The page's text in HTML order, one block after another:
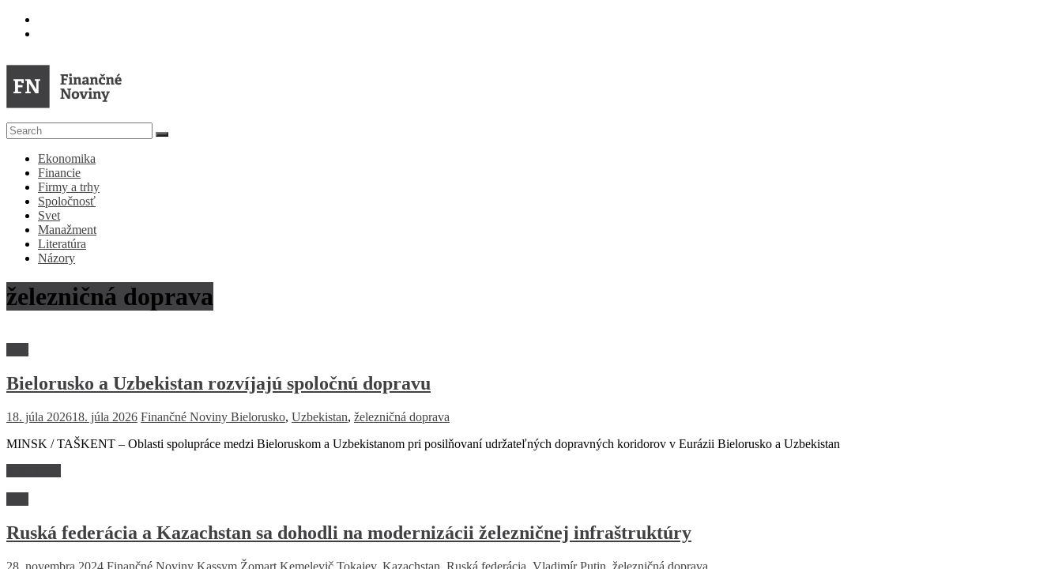
Skip
FN
Finančné
Noviny
Denník
ekonomike
spoločnosti
Ekonomika
Financie
Firmy a trhy
Spoločnosť
Svet
Manažment
Literatúra
Názory
železničná doprava
Bielorusko a Uzbekistan rozvíjajú spoločnú dopravu
18. júla 202618. júla 2026 Finančné Noviny Bielorusko, Uzbekistan, železničná doprava
MINSK / TAŠKENT – Oblasti spolupráce medzi Bieloruskom a Uzbekistanom pri posilňovaní udržateľných dopravných koridorov v Eurázii Bielorusko a Uzbekistan
Ruská federácia a Kazachstan sa dohodli na modernizácii železničnej infraštruktúry
28. novembra 2024 Finančné Noviny Kassym Žomart Kemelevič Tokajev, Kazachstan, Ruská federácia, Vladimír Putin, železničná doprava